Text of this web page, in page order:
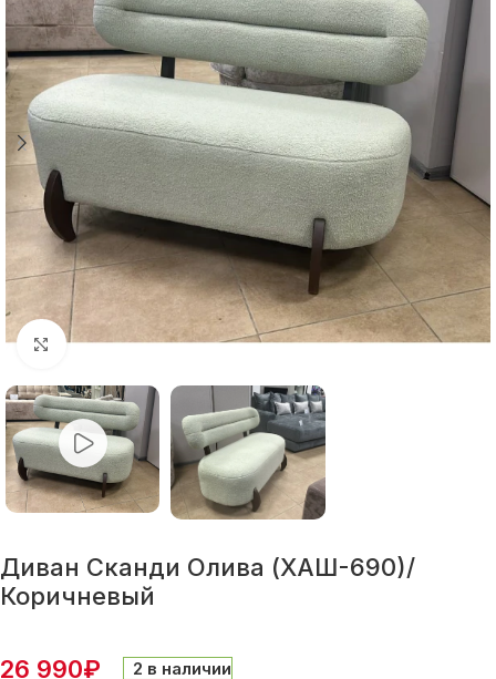
Нажмите, чтобы увеличить
Диван Сканди Олива (ХАШ-690)/
Коричневый
26 990₽ 2 в наличии